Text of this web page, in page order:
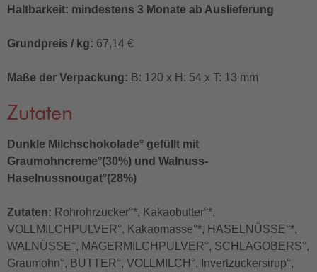
Haltbarkeit: mindestens 3 Monate ab Auslieferung
Grundpreis / kg: 67,14 €
Maße der Verpackung: B: 120 x H: 54 x T: 13 mm
Zutaten
Dunkle Milchschokolade° gefüllt mit
Graumohncreme°(30%) und Walnuss-
Haselnussnougat°(28%)
Zutaten: Rohrohrzucker°*, Kakaobutter°*,
VOLLMILCHPULVER°, Kakaomasse°*, HASELNÜSSE°*,
WALNÜSSE°, MAGERMILCHPULVER°, SCHLAGOBERS°,
Graumohn°, BUTTER°, VOLLMILCH°, Invertzuckersirup°,